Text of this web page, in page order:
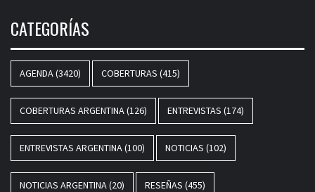
CATEGORÍAS
AGENDA(3420) COBERTURAS (415)
COBERTURAS ARGENTINA(126) ENTREVISTAS (174)
ENTREVISTAS ARGENTINA(100) NOTICIAS (102)
NOTICIAS ARGENTINA(20) RESEÑAS (455)